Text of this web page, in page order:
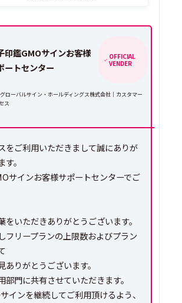
印鑑GMOサインお客様
ートセンター
OFFICIAL
VENDER
ローバルサイン・ホールディングス株式会社｜カスタマー
ス
をご利用いただきまして誠にありが
。
サインお客様サポートセンターでご
をいただきありがとうございます。
フリープランの上限数およびプラン
ありがとうございます。
部門に共有させていただきます。
インを継続してご利用頂けるよう、